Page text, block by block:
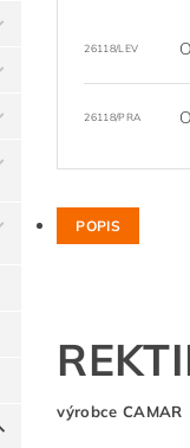
26118/LEV
26118/PRA
POPIS
výrobce CAMAR